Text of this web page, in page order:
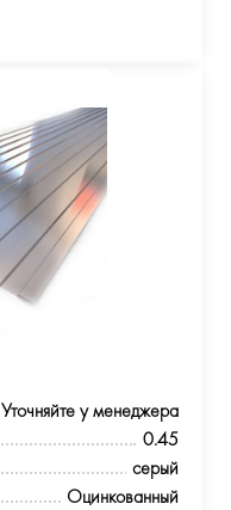
Уточняйте у менеджера
0.45
серый
Оцинкованный